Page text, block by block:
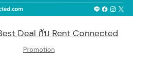
Deal กับ Rent Connected
Promotion